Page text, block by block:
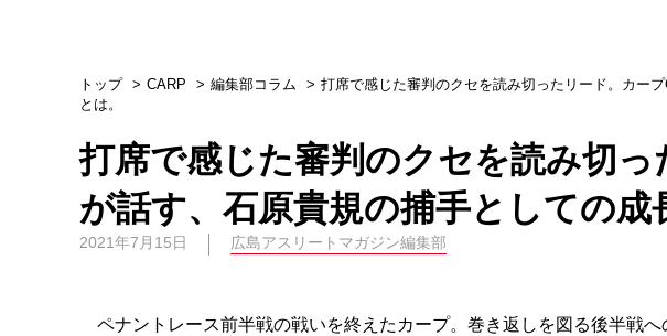
トップ CARP 編集部コラム
打席で感じた審判のクセを読み切ったリード。カー
とは。
打席で感じた審判のクセを読み切
が話す、石原貴規の捕手としての成
2021年7月15日 広島アスリートマガジン編集部
ペナントレース前半戦の戦いを終えたカープ。巻き返しを図る後半戦